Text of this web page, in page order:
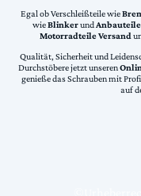
Egal ob Verschleißteile wie
wieBlinkerundAnbauteile
Motorradteile Versand
Qualität, Sicherheit und
Durchstöbere jetzt unseren
genieße das Schrauben mit
auf